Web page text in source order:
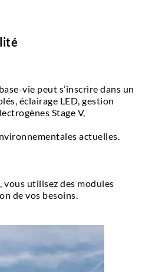
vie peut s’inscrire dans un
éclairage LED, gestion
Stage V,
actuelles.
vous utilisez des modules
de vos besoins.